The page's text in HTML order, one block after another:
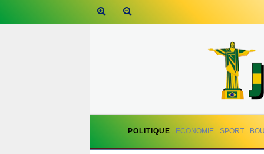
POLITIQUE ECONOMIE SPORT